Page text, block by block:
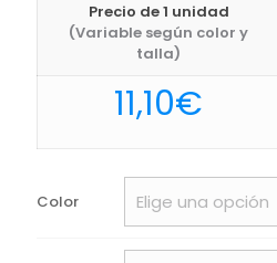
Precio de 1 unidad
(Variable según color y
talla)
11,10€
Color